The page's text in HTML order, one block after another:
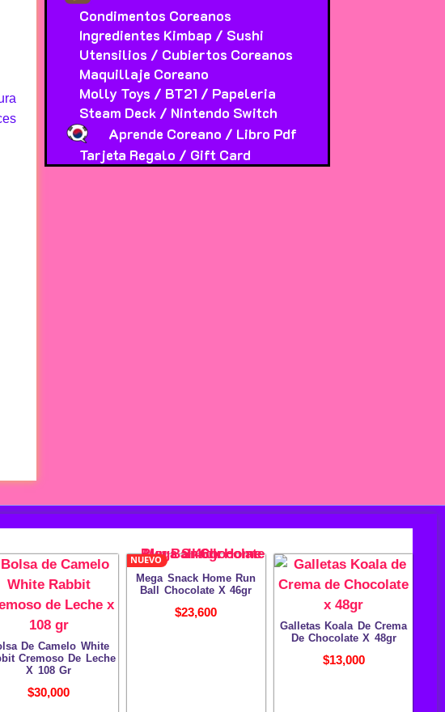
Condimentos Coreanos
Ingredientes Kimbap / Sushi
Utensilios / Cubiertos Coreanos
Maquillaje Coreano
Molly Toys / BT21 / Papeleria
Steam Deck / Nintendo Switch
Aprende Coreano / Libro Pdf
Tarjeta Regalo / Gift Card
De Camelo White
Cremoso De Leche
X 108 Gr
$30,000
NUEVO
Mega Snack Home Run
Ball Chocolate X 46gr
$23,600
Galletas Koala De Crema
De Chocolate X 48gr
$13,000